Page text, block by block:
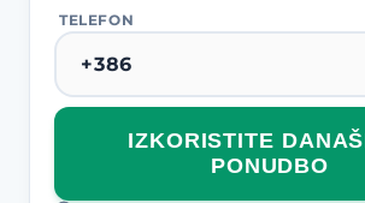
TELEFON
IZKORISTITE
PONUDBO